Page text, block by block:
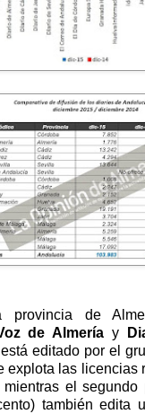
de
de Almería y
editado por el
explota las licencias
el segundo
también edita